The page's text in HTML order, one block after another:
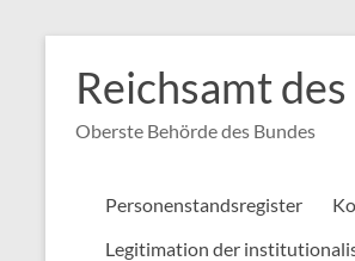
Inhalt
springen
Reichsamt
Oberste Behörde des Bundes
Personenstandsregister
Legitimation der